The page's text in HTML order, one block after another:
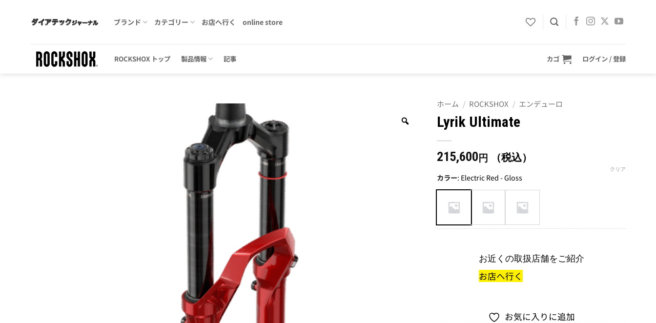
ブランド カテゴリー お店へ行く online store
ROCKSHOX トップ 製品情報 記事 カゴ ログイン / 登録
ホーム / ROCKSHOX / エンデューロ
Lyrik Ultimate
215,600 円 （税込）
カラー: Electric Red - Gloss
クリア
お近くの取扱店舗をご紹介
お店へ行く
お気に入りに追加